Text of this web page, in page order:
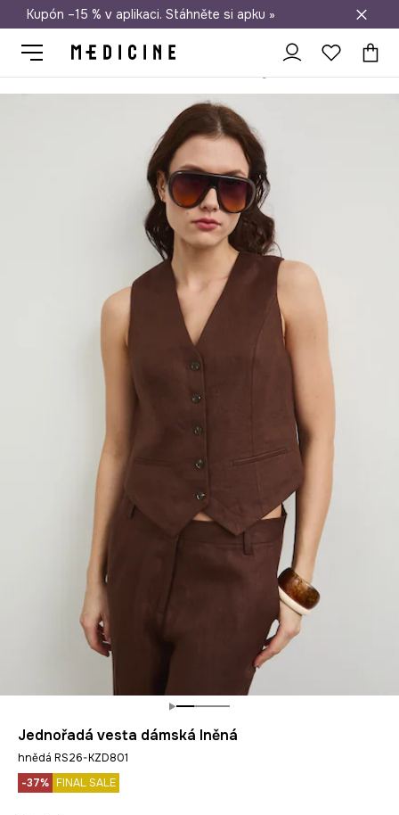
Doprava zdarma při nákupu nad 1 200 Kč
Kupón –15 % v aplikaci. Stáhněte si apku »
Jednořadá vesta dámská lněná
hnědá RS26-KZD801
-37% FINAL SALE